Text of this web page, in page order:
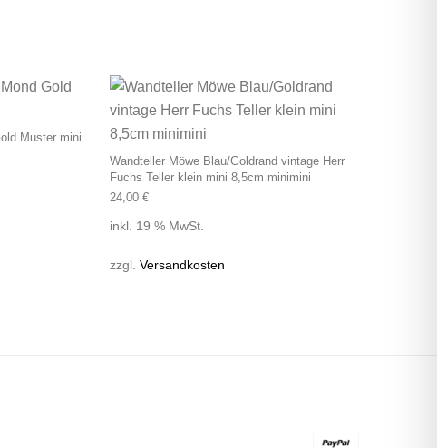
Muster mini
Wandteller Möwe Blau/Goldrand vintage Herr
Fuchs Teller klein mini 8,5cm minimini
24,00 €
inkl. 19 % MwSt.
zzgl. Versandkosten